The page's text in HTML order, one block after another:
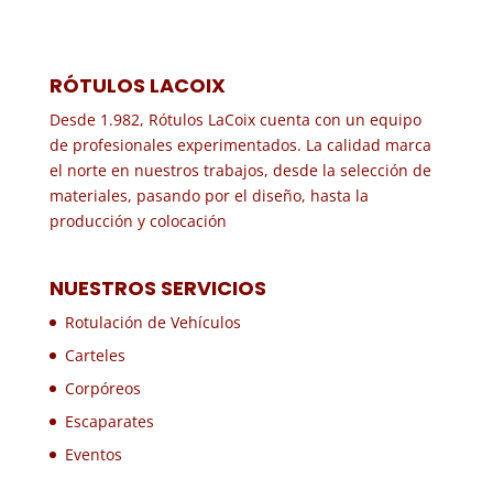
RÓTULOS LACOIX
Desde 1.982, Rótulos LaCoix cuenta con un equipo
de profesionales experimentados. La calidad marca
el norte en nuestros trabajos, desde la selección de
materiales, pasando por el diseño, hasta la
producción y colocación
NUESTROS SERVICIOS
Rotulación de Vehículos
Carteles
Corpóreos
Escaparates
Eventos